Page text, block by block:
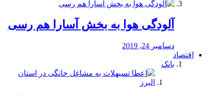
آلودگی هوا به بخش آسارا هم رسی
دسامبر 24, 2019
اقتصاد
بانک